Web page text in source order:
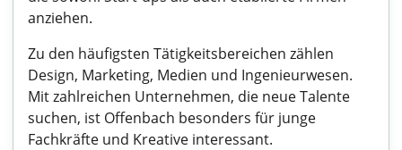
anziehen.
Zu den häufigsten Tätigkeitsbereichen zählen
Design, Marketing, Medien und Ingenieurwesen.
Mit zahlreichen Unternehmen, die neue Talente
suchen, ist Offenbach besonders für junge
Fachkräfte und Kreative interessant.